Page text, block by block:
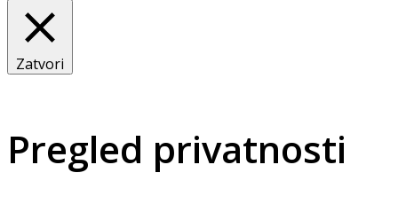
Zatvori
Pregled privatnosti